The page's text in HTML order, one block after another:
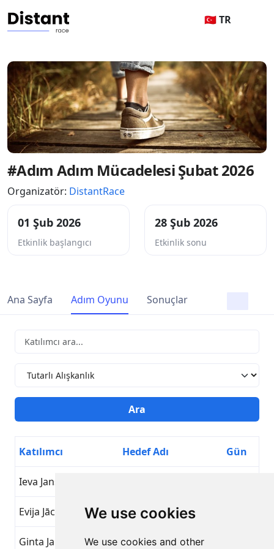
We use cookies
We use cookies and other
🇹🇷 TR
#Adım Adım Mücadelesi Şubat 2026
Organizatör: DistantRace
01 Şub 2026
Etkinlik başlangıcı
28 Şub 2026
Etkinlik sonu
Ana Sayfa Adım Oyunu Sonuçlar
Katılımcı Hedef Adı Gün
Ieva Jansone
Evija Jāce Tutarlı Alışkanlık
Ginta Jakoviča Tutarlı Alışkanlık